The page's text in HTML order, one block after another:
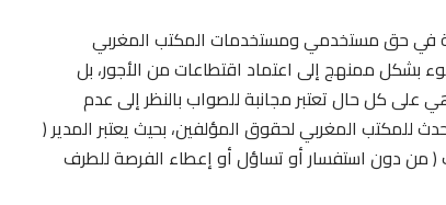
في حق مستخدمي ومستخدمات المكتب المغربي
بشكل ممنهج إلى اعتماد اقتطاعات من الأجور، بل
على كل حال تعتبر مجانبة للصواب بالنظر إلى عدم
للمكتب المغربي لحقوق المؤلفين، بحيث يعتبر المدير (
( من دون استفسار أو تساؤل أو إعطاء الفرصة للطرف